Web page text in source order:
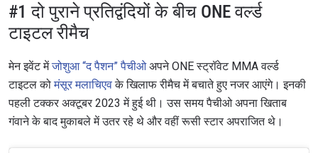
#1 दो पुराने प्रतिद्वंदियों के बीच ONE वर्ल्ड
टाइटल रीमैच
मेन इवेंट मेंजोशुआ “द पैशन” पैचीओअपने ONE स्ट्रॉवेट MMA वर्ल्ड
टाइटल कोमंसूर मलाचिएवके खिलाफ रीमैच में बचाते हुए नजर आएंगे। इनकी
पहली टक्कर अक्टूबर 2023 में हुई थी। उस समय पैचीओ अपना खिताब
गंवाने के बाद मुकाबले में उतर रहे थे और वहीं रूसी स्टार अपराजित थे।